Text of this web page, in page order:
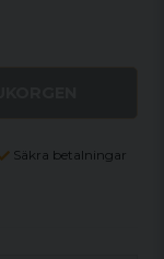
Säkra betalningar